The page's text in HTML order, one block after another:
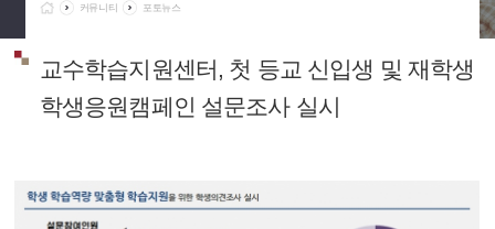
커뮤니티 포토뉴스
교수학습지원센터, 첫 등교 신입생 및 재학생
학생응원캠페인 설문조사 실시